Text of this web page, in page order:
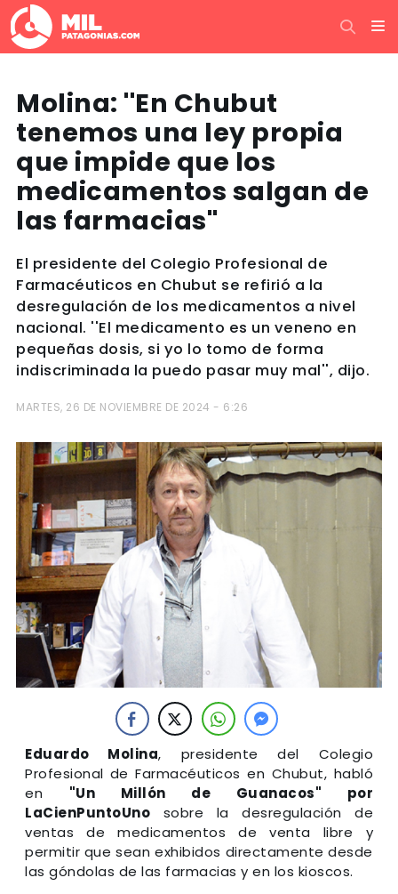
Molina: ''En Chubut
tenemos una ley propia
que impide que los
medicamentos salgan de
las farmacias''
El presidente del Colegio Profesional de
Farmacéuticos en Chubut se refirió a la
desregulación de los medicamentos a nivel
nacional. ''El medicamento es un veneno en
pequeñas dosis, si yo lo tomo de forma
indiscriminada la puedo pasar muy mal'', dijo.
MARTES, 26 DE NOVIEMBRE DE 2024 - 6:26
Eduardo Molina, presidente del Colegio
Profesional de Farmacéuticos en Chubut, habló
en "Un Millón de Guanacos" por
LaCienPuntoUno sobre la desregulación de
ventas de medicamentos de venta libre y
permitir que sean exhibidos directamente desde
las góndolas de las farmacias y en los kioscos.